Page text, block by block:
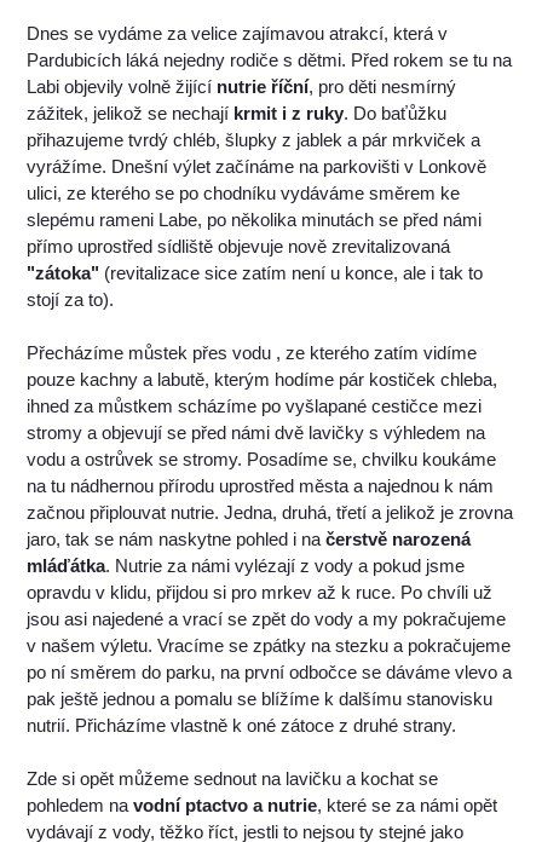
Dnes se vydáme za velice zajímavou atrakcí, která v
Pardubicích láká nejedny rodiče s dětmi. Před rokem se tu na
Labi objevily volně žijící nutrie říční, pro děti nesmírný
zážitek, jelikož se nechají krmit i z ruky. Do baťůžku
přihazujeme tvrdý chléb, šlupky z jablek a pár mrkviček a
vyrážíme. Dnešní výlet začínáme na parkovišti v Lonkově
ulici, ze kterého se po chodníku vydáváme směrem ke
slepému rameni Labe, po několika minutách se před námi
přímo uprostřed sídliště objevuje nově zrevitalizovaná
"zátoka" (revitalizace sice zatím není u konce, ale i tak to
stojí za to).
Přecházíme můstek přes vodu , ze kterého zatím vidíme
pouze kachny a labutě, kterým hodíme pár kostiček chleba,
ihned za můstkem scházíme po vyšlapané cestičce mezi
stromy a objevují se před námi dvě lavičky s výhledem na
vodu a ostrůvek se stromy. Posadíme se, chvilku koukáme
na tu nádhernou přírodu uprostřed města a najednou k nám
začnou připlouvat nutrie. Jedna, druhá, třetí a jelikož je zrovna
jaro, tak se nám naskytne pohled i načerstvě narozená
mláďátka. Nutrie za námi vylézají z vody a pokud jsme
opravdu v klidu, přijdou si pro mrkev až k ruce. Po chvíli už
jsou asi najedené a vrací se zpět do vody a my pokračujeme
v našem výletu. Vracíme se zpátky na stezku a pokračujeme
po ní směrem do parku, na první odbočce se dáváme vlevo a
pak ještě jednou a pomalu se blížíme k dalšímu stanovisku
nutrií. Přicházíme vlastně k oné zátoce z druhé strany.
Zde si opět můžeme sednout na lavičku a kochat se
pohledem navodní ptactvo a nutrie, které se za námi opět
vydávají z vody, těžko říct, jestli to nejsou ty stejné jako